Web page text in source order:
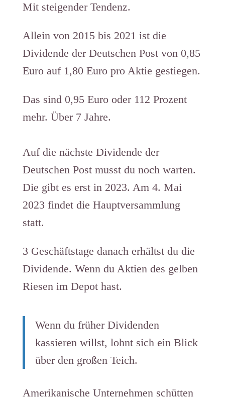
​​Mit steigender Tendenz.
Allein von 2015 bis 2021 ist die
Dividende der Deutschen Post von 0,85
Euro auf 1,80 Euro pro Aktie gestiegen.​
Das sind 0,95 Euro oder 112 Prozent
mehr. Über 7 Jahre.​​​​​​​
Auf die nächste Dividende der
Deutschen Post musst du noch warten.
Die gibt es erst in 2023. Am 4. Mai
2023 findet die Hauptversammlung
statt.
​​3 Geschäftstage danach erhältst du die
Dividende. Wenn du Aktien des gelben
Riesen im Depot hast.
Wenn du früher Dividenden
kassieren willst, lohnt sich ein Blick
über den großen Teich.
Amerikanische Unternehmen schütten